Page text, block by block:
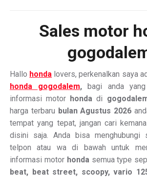
Sales motor
Hallo honda lovers, perkenalkan saya
honda gogodalem, bagi anda
informasi motor honda di
harga terbaru bulan Agustus 2026
tempat yang tepat, jangan cari
disini saja. Anda bisa menghubungi
telpon atau wa di bawah untuk
informasi motor hondasemua type
beat, beat street, scoopy, vario